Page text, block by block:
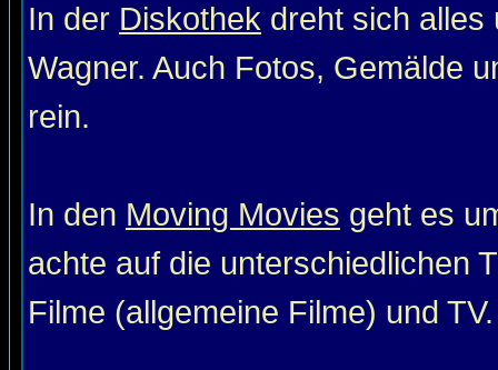
In der Diskothek dreht sich alles
Wagner. Auch Fotos, Gemälde
rein.
In den Moving Movies geht es
achte auf die unterschiedlichen
Filme (allgemeine Filme) und